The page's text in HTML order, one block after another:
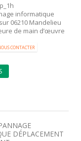
informatique
06210 Mandelieu
de main d’œuvre
CONTACTER
DÉPLACEMENT